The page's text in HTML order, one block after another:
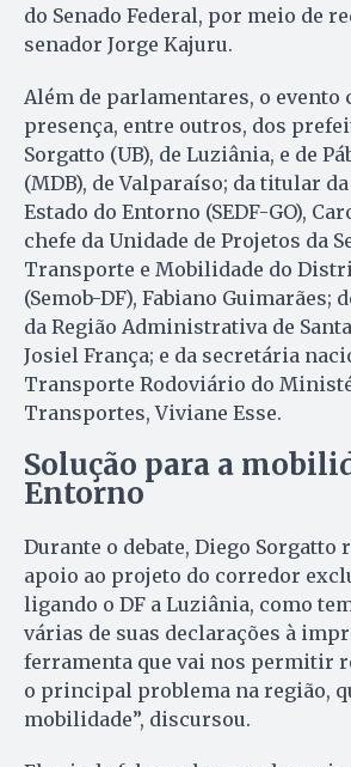
do Senado Federal, por meio de
senador Jorge Kajuru.
Além de parlamentares, o evento
presença, entre outros, dos
Sorgatto (UB), de Luziânia, e de
(MDB), de Valparaíso; da titular
Estado do Entorno (SEDF-GO),
chefe da Unidade de Projetos da
Transporte e Mobilidade do
(Semob-DF), Fabiano Guimarães;
da Região Administrativa de
Josiel França; e da secretária
Transporte Rodoviário do
Transportes, Viviane Esse.
Solução para a
Entorno
Durante o debate, Diego Sorgatto
apoio ao projeto do corredor
ligando o DF a Luziânia, como
várias de suas declarações à
ferramenta que vai nos permitir
o principal problema na região,
mobilidade”, discursou.